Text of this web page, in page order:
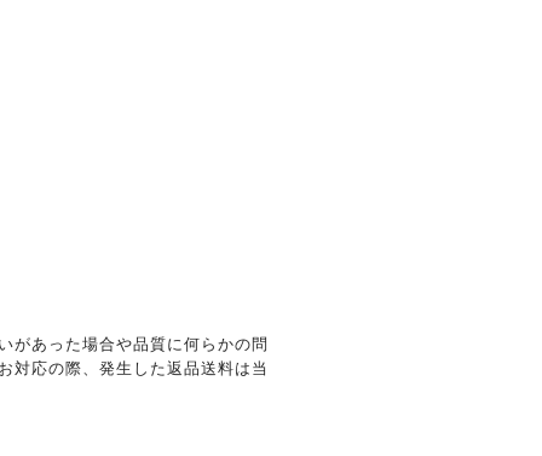
があった場合や品質に何らかの問
対応の際、発生した返品送料は当